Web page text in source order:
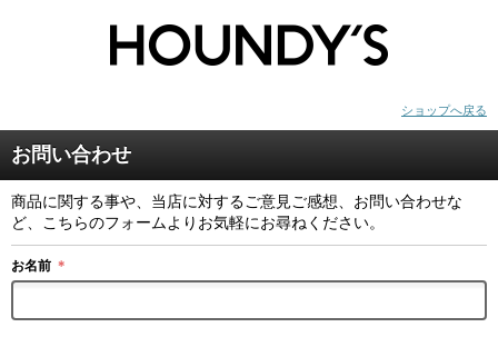
ショップへ戻る
お問い合わせ
商品に関する事や、当店に対するご意見ご感想、お問い合わせな
ど、こちらのフォームよりお気軽にお尋ねください。
お名前 ＊